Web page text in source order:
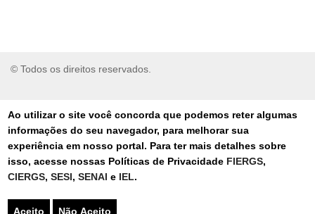
Ao utilizar o site você concorda que podemos reter algumas
informações do seu navegador, para melhorar sua
experiência em nosso portal. Para ter mais detalhes sobre
isso, acesse nossas Políticas de Privacidade FIERGS,
CIERGS,SESI,SENAIe IEL.
Aceito Não Aceito
© Todos os direitos reservados.
AUTO-ATENDIMENTO
PORTAL DE COMPRAS
TERMOS DE USO